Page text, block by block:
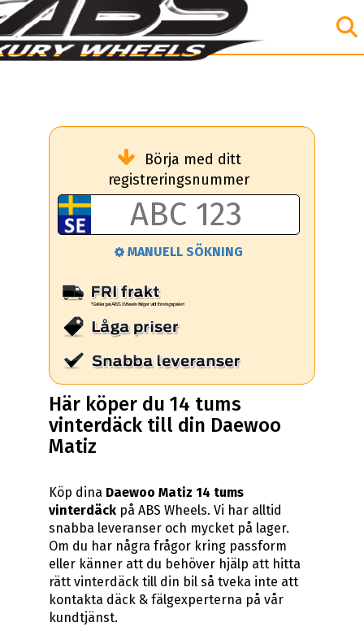
Börja med ditt
registreringsnummer
MANUELL SÖKNING
Här köper du 14 tums
vinterdäck till din Daewoo
Matiz
Köp dina Daewoo Matiz 14 tums
vinterdäckpå ABS Wheels. Vi har alltid
snabba leveranser och mycket på lager.
Om du har några frågor kring passform
eller känner att du behöver hjälp att hitta
rätt vinterdäck till din bil så tveka inte att
kontakta däck & fälgexperterna på vår
kundtjänst.